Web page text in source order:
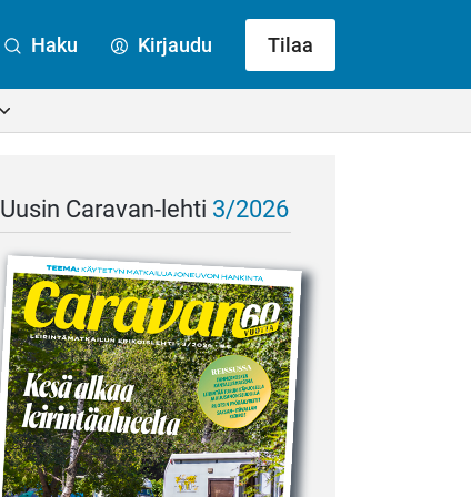
Haku Kirjaudu Tilaa
Uusin Caravan-lehti 3/2026